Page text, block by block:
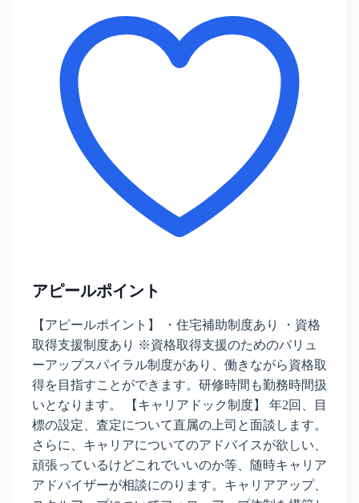
アピールポイント
【アピールポイント】 ・住宅補助制度あり ・資格
取得支援制度あり ※資格取得支援のためのバリュ
ーアップスパイラル制度があり、働きながら資格取
得を目指すことができます。研修時間も勤務時間扱
いとなります。 【キャリアドック制度】 年2回、目
標の設定、査定について直属の上司と面談します。
さらに、キャリアについてのアドバイスが欲しい、
頑張っているけどこれでいいのか等、随時キャリア
アドバイザーが相談にのります。キャリアアップ、